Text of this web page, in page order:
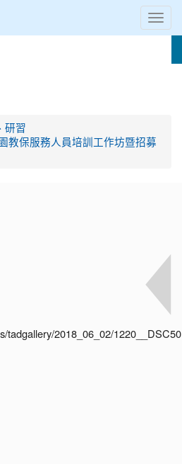
研習
教保服務人員培訓工作坊暨招募